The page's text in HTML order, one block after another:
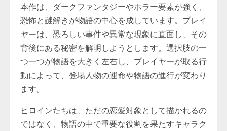
本作は、ダークファンタジーやホラー要素が強く、
恐怖と謎解きが物語の中心を成しています。プレイ
ヤーは、恐ろしい事件や異常な現象に直面し、その
背後にある秘密を解明しようとします。選択肢の一
つ一つが物語を大きく左右し、プレイヤーが取る行
動によって、登場人物の運命や物語の進行が変わり
ます。
ヒロインたちは、ただの恋愛対象として描かれるの
ではなく、物語の中で重要な役割を果たすキャラク